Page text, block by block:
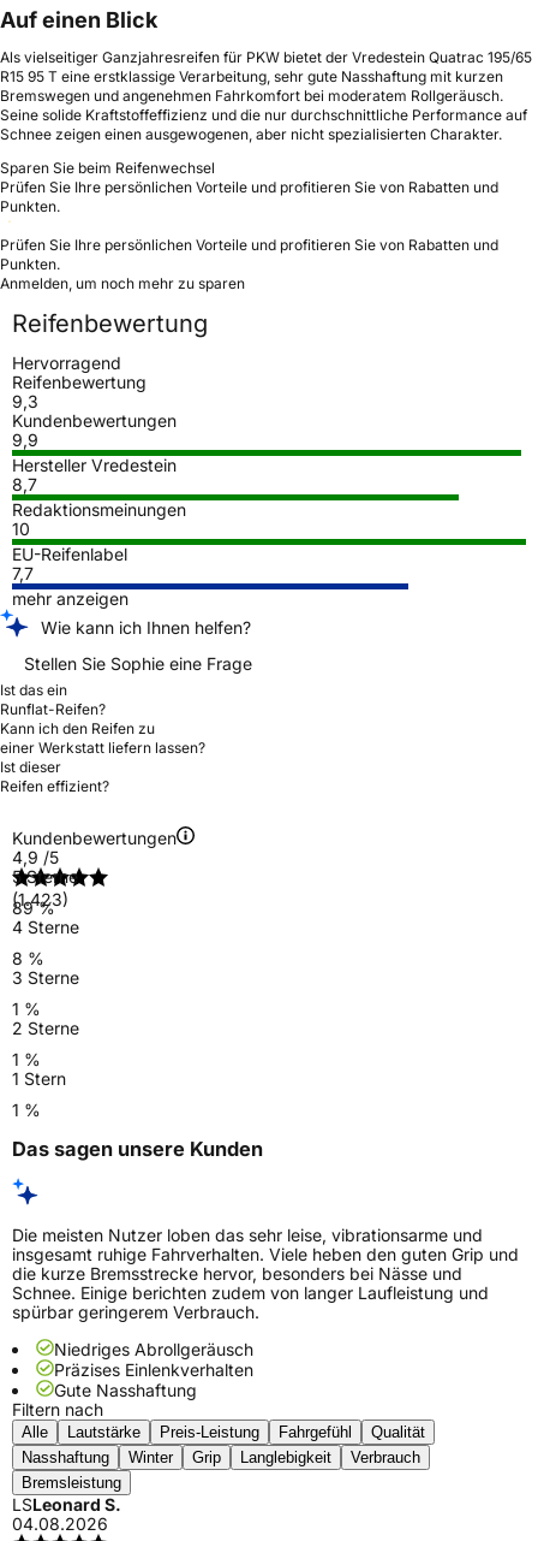
Auf einen Blick
Als vielseitiger Ganzjahresreifen für PKW bietet der Vredestein Quatrac 195/65
R15 95 T eine erstklassige Verarbeitung, sehr gute Nasshaftung mit kurzen
Bremswegen und angenehmen Fahrkomfort bei moderatem Rollgeräusch.
Seine solide Kraftstoffeffizienz und die nur durchschnittliche Performance auf
Schnee zeigen einen ausgewogenen, aber nicht spezialisierten Charakter.
Sparen Sie beim Reifenwechsel
Prüfen Sie Ihre persönlichen Vorteile und profitieren Sie von Rabatten und
Punkten.
Prüfen Sie Ihre persönlichen Vorteile und profitieren Sie von Rabatten und
Punkten.
Anmelden, um noch mehr zu sparen
Reifenbewertung
Hervorragend
Reifenbewertung
9,3
Kundenbewertungen
9,9
Hersteller Vredestein
8,7
Redaktionsmeinungen
10
EU-Reifenlabel
7,7
mehr anzeigen
Wie kann ich Ihnen helfen?
Stellen Sie Sophie eine Frage
Ist das ein
Runflat-Reifen?
Kann ich den Reifen zu
einer Werkstatt liefern lassen?
Ist dieser
Reifen effizient?
Kundenbewertungen
4,9 /5
(1.423)
5 Sterne
89 %
4 Sterne
8 %
3 Sterne
1 %
2 Sterne
1 %
1 Stern
1 %
Das sagen unsere Kunden
Die meisten Nutzer loben das sehr leise, vibrationsarme und
insgesamt ruhige Fahrverhalten. Viele heben den guten Grip und
die kurze Bremsstrecke hervor, besonders bei Nässe und
Schnee. Einige berichten zudem von langer Laufleistung und
spürbar geringerem Verbrauch.
Niedriges Abrollgeräusch
Präzises Einlenkverhalten
Gute Nasshaftung
Filtern nach
Alle Lautstärke Preis-Leistung Fahrgefühl
Qualität
Nasshaftung
Winter Grip Langlebigkeit
Verbrauch
Bremsleistung
LSLeonard S.
04.08.2026